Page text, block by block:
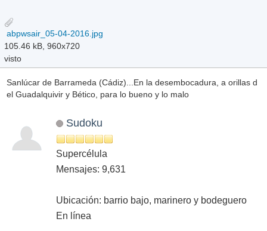
abpwsair_05-04-2016.jpg
105.46 kB, 960x720
visto
Sanlúcar de Barrameda (Cádiz)...En la desembocadura, a orillas d
el Guadalquivir y Bético, para lo bueno y lo malo
Sudoku
Supercélula
Mensajes: 9,631
Ubicación: barrio bajo, marinero y bodeguero
En línea